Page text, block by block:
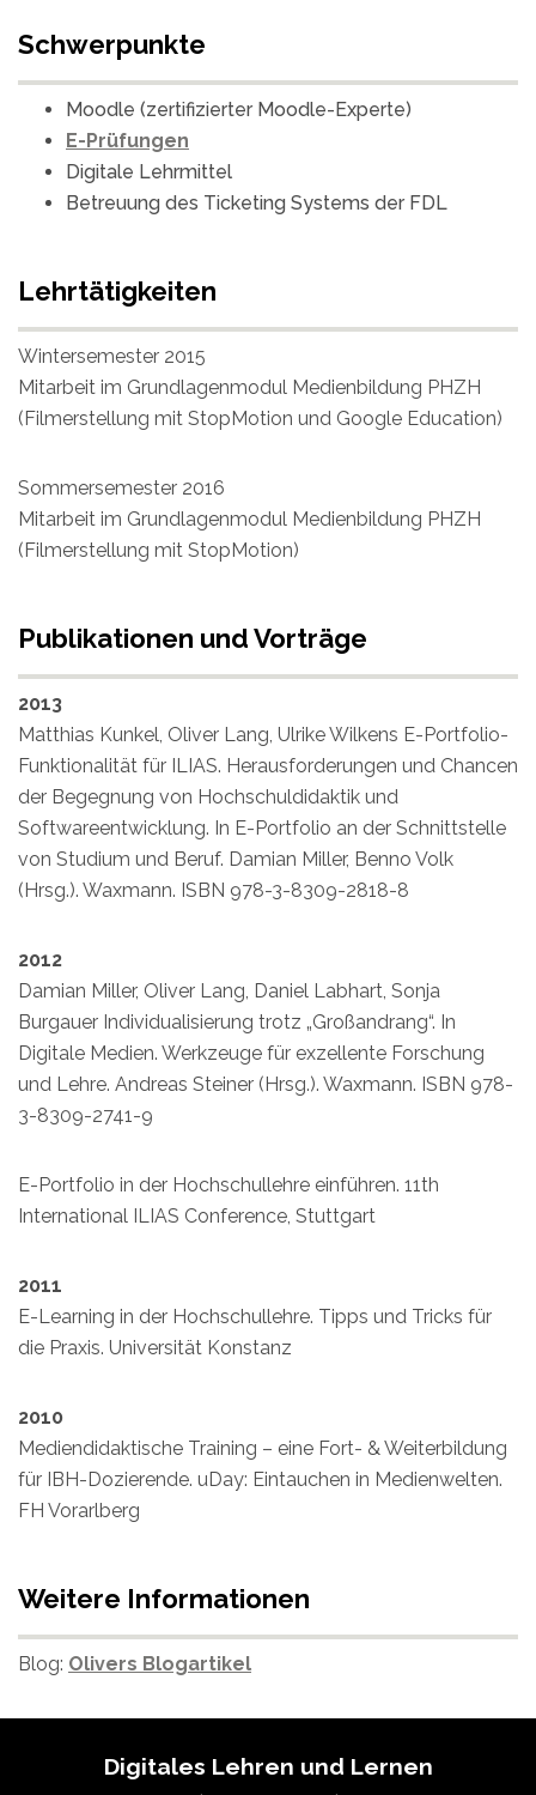
Schwerpunkte
Moodle (zertifizierter Moodle-Experte)
E-Prüfungen
Digitale Lehrmittel
Betreuung des Ticketing Systems der FDL
Lehrtätigkeiten
Wintersemester 2015
Mitarbeit im Grundlagenmodul Medienbildung PHZH
(Filmerstellung mit StopMotion und Google Education)
Sommersemester 2016
Mitarbeit im Grundlagenmodul Medienbildung PHZH
(Filmerstellung mit StopMotion)
Publikationen und Vorträge
2013
Matthias Kunkel, Oliver Lang, Ulrike Wilkens E-Portfolio-
Funktionalität für ILIAS. Herausforderungen und Chancen
der Begegnung von Hochschuldidaktik und
Softwareentwicklung. In E-Portfolio an der Schnittstelle
von Studium und Beruf. Damian Miller, Benno Volk
(Hrsg.). Waxmann. ISBN 978-3-8309-2818-8
2012
Damian Miller, Oliver Lang, Daniel Labhart, Sonja
Burgauer Individualisierung trotz „Großandrang“. In
Digitale Medien. Werkzeuge für exzellente Forschung
und Lehre. Andreas Steiner (Hrsg.). Waxmann. ISBN 978-
3-8309-2741-9
E-Portfolio in der Hochschullehre einführen. 11th
International ILIAS Conference, Stuttgart
2011
E-Learning in der Hochschullehre. Tipps und Tricks für
die Praxis. Universität Konstanz
2010
Mediendidaktische Training – eine Fort- & Weiterbildung
für IBH-Dozierende. uDay: Eintauchen in Medienwelten.
FH Vorarlberg
Weitere Informationen
Blog: Olivers Blogartikel
Digitales Lehren und Lernen